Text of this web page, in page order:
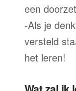
een
-Als je
versteld
het leren!